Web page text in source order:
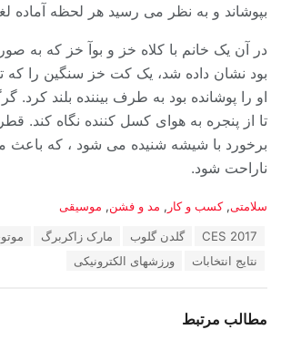
بپوشاند و به نظر می رسید هر لحظه
در آن یک خانم با کلاه خز و بوآ خز که به
بود نشان داده شد، یک کت خز سنگین را که
او را پوشانده بود به طرف بیننده بلند
تا از پنجره به هوای کسل کننده نگاه کند.
برخورد با شیشه شنیده می شود ، که باعث
ناراحت شود.
دسته‌ها:
سلامتی,کسب و کار , مد و فشن, موسیقی
برچسب:
CES 2017 گلدن گلوب مارک زاکربرگ
نتایج انتخابات
ورزشهای الکترونیکی
مطالب مرتبط